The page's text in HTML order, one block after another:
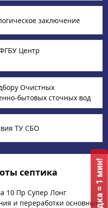
заключение
Центр
Очистных
бытовых сточных вод
ТУ СБО
септика
10 Пр Супер Лонг
и переработки основных